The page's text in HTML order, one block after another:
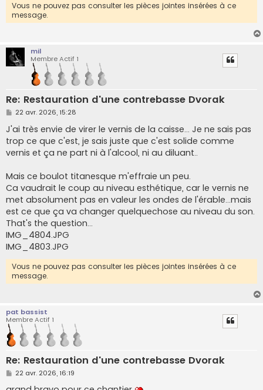
Vous ne pouvez pas consulter les pièces jointes insérées à ce
message.
mil
Membre Actif 1
Re: Restauration d'une contrebasse Dvorak
M
s
s
a
g
e
22 avr. 2026, 15:28
J'ai très envie de virer le vernis de la caisse... Je ne sais pas
trop ce que c'est, je sais juste que c'est solide comme
vernis et ça ne part ni à l'alcool, ni au diluant..
Mais ce boulot titanesque m'effraie un peu.
Ca vaudrait le coup au niveau esthétique, car le vernis ne
met absolument pas en valeur les ondes de l'érable...mais
est ce que ça va changer quelquechose au niveau du son.
That's the question...
IMG_4804.JPG
IMG_4803.JPG
Vous ne pouvez pas consulter les pièces jointes insérées à ce
message.
pat bassist
Membre Actif 1
Re: Restauration d'une contrebasse Dvorak
M
s
22 avr. 2026, 16:19